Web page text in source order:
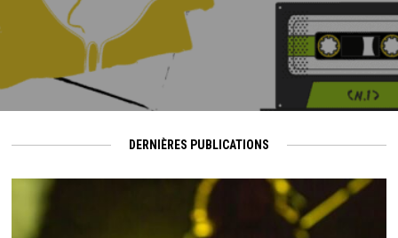
DERNIÈRES PUBLICATIONS